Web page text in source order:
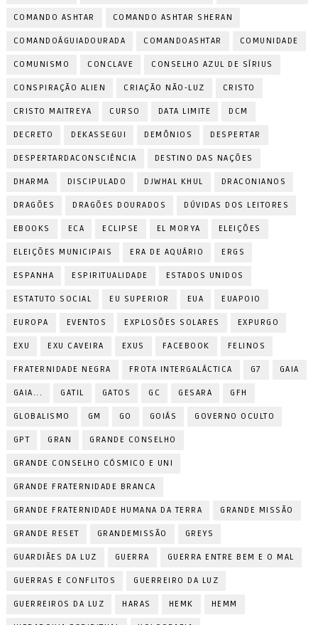
COMANDO ASHTAR COMANDO ASHTAR SHERAN
COMANDOÁGUIADOURADA COMANDOASHTAR COMUNIDADE
COMUNISMO CONCLAVE CONSELHO AZUL DE SÍRIUS
CONSPIRAÇÃO ALIEN CRIAÇÃO NÃO-LUZ CRISTO
CRISTO MAITREYA CURSO DATA LIMITE DCM
DECRETO DEKASSEGUI DEMÔNIOS DESPERTAR
DESPERTARDACONSCIÊNCIA DESTINO DAS NAÇÕES
DHARMA DISCIPULADO DJWHAL KHUL DRACONIANOS
DRAGÕES DRAGÕES DOURADOS DÚVIDAS DOS LEITORES
EBOOKS ECA ECLIPSE EL MORYA ELEIÇÕES
ELEIÇÕES MUNICIPAIS ERA DE AQUÁRIO ERGS
ESPANHA ESPIRITUALIDADE ESTADOS UNIDOS
ESTATUTO SOCIAL EU SUPERIOR EUA EUAPOIO
EUROPA EVENTOS EXPLOSÕES SOLARES EXPURGO
EXU EXU CAVEIRA EXUS FACEBOOK FELINOS
FRATERNIDADE NEGRA FROTA INTERGALÁCTICA G7 GAIA
GAIA... GATIL GATOS GC GESARA GFH
GLOBALISMO GM GO GOIÁS GOVERNO OCULTO
GPT GRAN GRANDE CONSELHO
GRANDE CONSELHO CÓSMICO E UNI
GRANDE FRATERNIDADE BRANCA
GRANDE FRATERNIDADE HUMANA DA TERRA GRANDE MISSÃO
GRANDE RESET GRANDEMISSÃO GREYS
GUARDIÃES DA LUZ GUERRA GUERRA ENTRE BEM E O MAL
GUERRAS E CONFLITOS GUERREIRO DA LUZ
GUERREIROS DA LUZ HARAS HEMK HEMM